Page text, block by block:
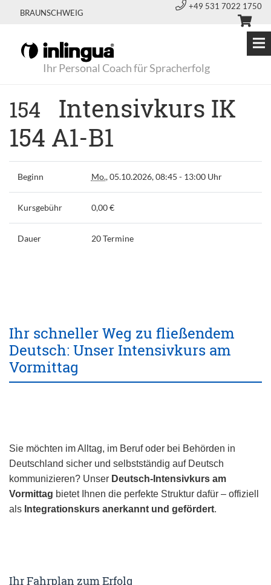
BRAUNSCHWEIG
+49 531 7022 1750
Ihr Personal Coach für Spracherfolg
154 Intensivkurs IK
154 A1-B1
Beginn Mo., 05.10.2026, 08:45 - 13:00 Uhr
Kursgebühr 0,00 €
Dauer 20 Termine
Ihr schneller Weg zu fließendem
Deutsch: Unser Intensivkurs am
Vormittag
Sie möchten im Alltag, im Beruf oder bei Behörden in
Deutschland sicher und selbstständig auf Deutsch
kommunizieren? Unser Deutsch-Intensivkurs am
Vormittag bietet Ihnen die perfekte Struktur dafür – offiziell
als Integrationskurs anerkannt und gefördert.
Ihr Fahrplan zum Erfolg